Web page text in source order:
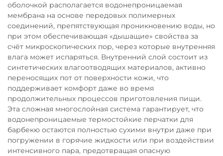
оболочкой располагается водонепроницаемая
мембрана на основе передовых полимерных
соединений, препятствующая проникновению воды, но
при этом обеспечивающая «дышащие» свойства за
счёт микроскопических пор, через которые внутренняя
влага может испаряться. Внутренний слой состоит из
синтетических влагоотводящих материалов, активно
переносящих пот от поверхности кожи, что
поддерживает комфорт даже во время
продолжительных процессов приготовления пищи.
Эта сложная многослойная система гарантирует, что
водонепроницаемые термостойкие перчатки для
барбекю остаются полностью сухими внутри даже при
погружении в горячие жидкости или при воздействии
интенсивного пара, предотвращая опасную